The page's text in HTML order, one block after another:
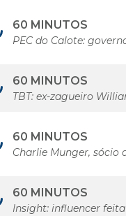
60 MINUTOS
PEC do Calote:
60 MINUTOS
TBT: ex-zagueiro
60 MINUTOS
Charlie Munger, sócio
60 MINUTOS
Insight: influencer